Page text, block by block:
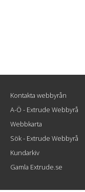
Kontakta webbyrån
A-Ö - Extrude Webbyrå
Webbkarta
Sök - Extrude Webbyrå
Kundarkiv
Gamla Extrude.se